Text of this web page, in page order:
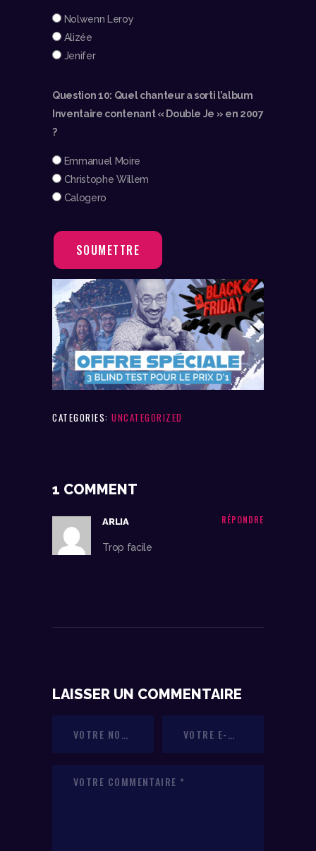
Nolwenn Leroy
Alizée
Jenifer
Question 10: Quel chanteur a sorti l’album
Inventaire contenant « Double Je » en 2007
?
Emmanuel Moire
Christophe Willem
Calogero
SOUMETTRE
CATEGORIES: UNCATEGORIZED
1 COMMENT
RÉPONDRE
ARLIA
Trop facile
LAISSER UN COMMENTAIRE